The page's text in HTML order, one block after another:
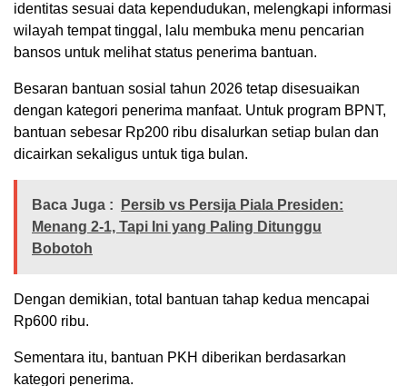
identitas sesuai data kependudukan, melengkapi informasi
wilayah tempat tinggal, lalu membuka menu pencarian
bansos untuk melihat status penerima bantuan.
Besaran bantuan sosial tahun 2026 tetap disesuaikan
dengan kategori penerima manfaat. Untuk program BPNT,
bantuan sebesar Rp200 ribu disalurkan setiap bulan dan
dicairkan sekaligus untuk tiga bulan.
Baca Juga :
Persib vs Persija Piala Presiden:
Menang 2-1, Tapi Ini yang Paling Ditunggu
Bobotoh
Dengan demikian, total bantuan tahap kedua mencapai
Rp600 ribu.
Sementara itu, bantuan PKH diberikan berdasarkan
kategori penerima.